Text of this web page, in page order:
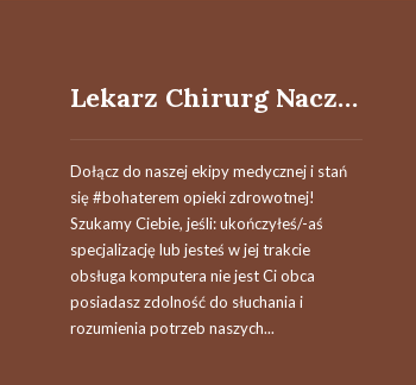
Lekarz Chirurg Naczyniowy / Lekarka Chirurżka Naczyniowa
Dołącz do naszej ekipy medycznej i stań
się #bohaterem opieki zdrowotnej!
Szukamy Ciebie, jeśli​: ukończyłeś/-aś
specjalizację lub jesteś w jej trakcie
obsługa komputera nie jest Ci obca
posiadasz zdolność do słuchania i
rozumienia potrzeb naszych...